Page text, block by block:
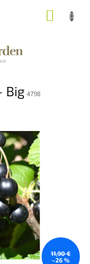
Big 4798
11,90 €
–26 %